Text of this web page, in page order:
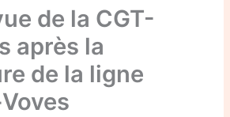
de la CGT-
après la
de la ligne